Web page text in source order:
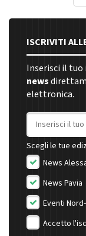
ISCRIVITI
Inserisci il tuo
news
elettronica.
Indirizzo
Scegli le tue
News
News Pavia
Eventi
Accetto